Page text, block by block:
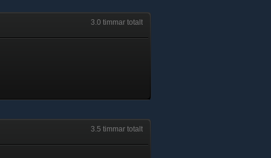
3.0 timmar totalt
3.5 timmar totalt